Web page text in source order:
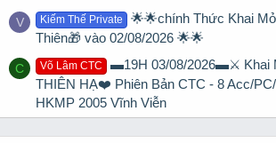
V Kiếm Thế Private
🌟🌟chính Thức Khai
Thiên🎁 vào 02/08/2026 🌟🌟
C Võ Lâm CTC
▬19H 03/08/2026▬⚔️ Khai
THIÊN HẠ❤️ Phiên Bản CTC - 8 Acc/
HKMP 2005 Vĩnh Viễn